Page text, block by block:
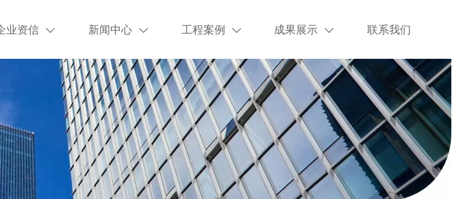
业资信  新闻中心  工程案例  成果展示  联系我们